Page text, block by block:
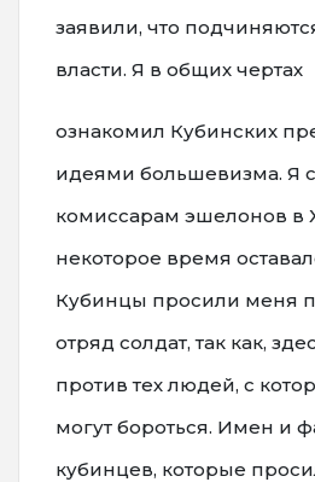
заявили, что
власти. Я в общих чертах
ознакомил Кубинских
идеями большевизма. Я
комиссарам эшелонов в
некоторое время
Кубинцы просили меня
отряд солдат, так как,
против тех людей, с
могут бороться. Имен и
кубинцев, которые